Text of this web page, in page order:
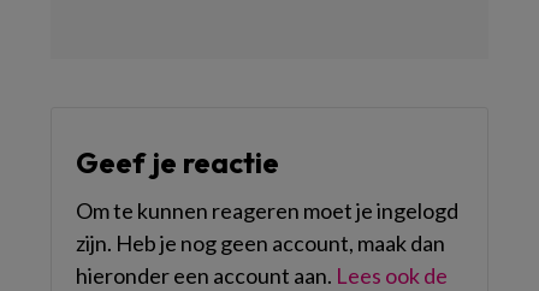
Geef je reactie
Om te kunnen reageren moet je ingelogd
zijn. Heb je nog geen account, maak dan
hieronder een account aan. Lees ook de